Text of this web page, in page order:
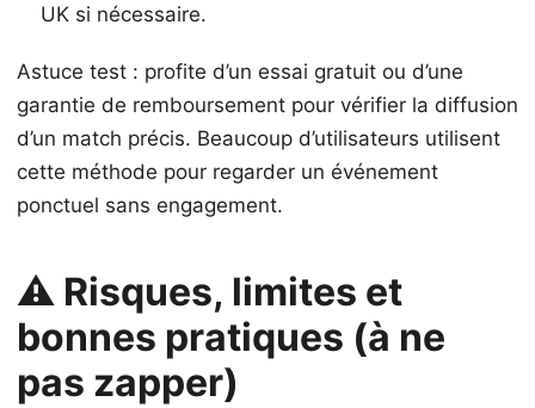
UK si nécessaire.
Astuce test : profite d’un essai gratuit ou d’une
garantie de remboursement pour vérifier la diffusion
d’un match précis. Beaucoup d’utilisateurs utilisent
cette méthode pour regarder un événement
ponctuel sans engagement.
⚠️ Risques, limites et
bonnes pratiques (à ne
pas zapper)